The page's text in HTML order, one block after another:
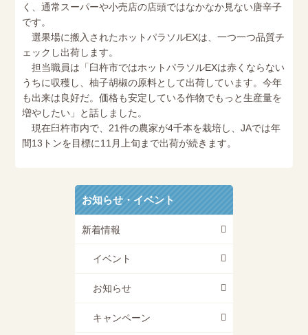
お知らせ・イベント
新着情報
イベント
お知らせ
キャンペーン
く、通常スーパーや小売店の店頭ではなかなか見ない唐辛子
です。
選果場に搬入されたホットパラソルEXは、一つ一つ品質チ
ェックし出荷します。
担当職員は「臼杵市ではホットパラソルEXは赤くならない
うちに収穫し、柚子胡椒の原料として出荷しています。今年
も出来は良好だ。価格も安定している作物でもっと生産量を
増やしたい」と話しました。
現在臼杵市内で、21件の農家が4千本を栽培し、JAでは年
間13トンを目標に11月上旬まで出荷が続きます。